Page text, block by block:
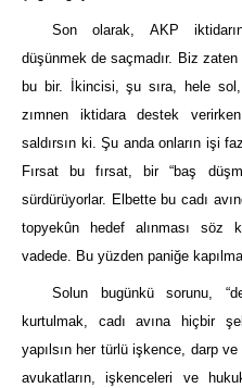
Son olarak, AKP
düşünmek de saçmadır. Biz zaten
bu bir. İkincisi, şu sıra, hele sol,
zımnen iktidara destek
saldırsın ki. Şu anda onların işi
Fırsat bu fırsat, bir “baş
sürdürüyorlar. Elbette bu cadı
topyekûn hedef alınması söz
vadede. Bu yüzden paniğe
Solun bugünkü sorunu,
kurtulmak, cadı avına hiçbir
yapılsın her türlü işkence, darp
avukatların, işkenceleri ve